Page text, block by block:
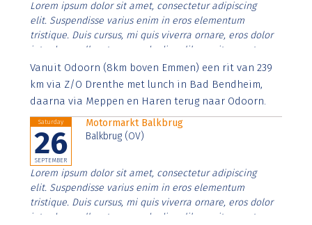
Lorem ipsum dolor sit amet, consectetur adipiscing
elit. Suspendisse varius enim in eros elementum
tristique. Duis cursus, mi quis viverra ornare, eros dolor
interdum nulla, ut commodo diam libero vitae erat.
Aenean faucibus nibh et justo cursus id rutrum lorem
imperdiet. Nunc ut sem vitae risus tristique posuere.
Vanuit Odoorn (8km boven Emmen) een rit van 239
km via Z/O Drenthe met lunch in Bad Bendheim,
daarna via Meppen en Haren terug naar Odoorn.
Saturday
26
SEPTEMBER
Motormarkt Balkbrug
Balkbrug (OV)
Lorem ipsum dolor sit amet, consectetur adipiscing
elit. Suspendisse varius enim in eros elementum
tristique. Duis cursus, mi quis viverra ornare, eros dolor
interdum nulla, ut commodo diam libero vitae erat.